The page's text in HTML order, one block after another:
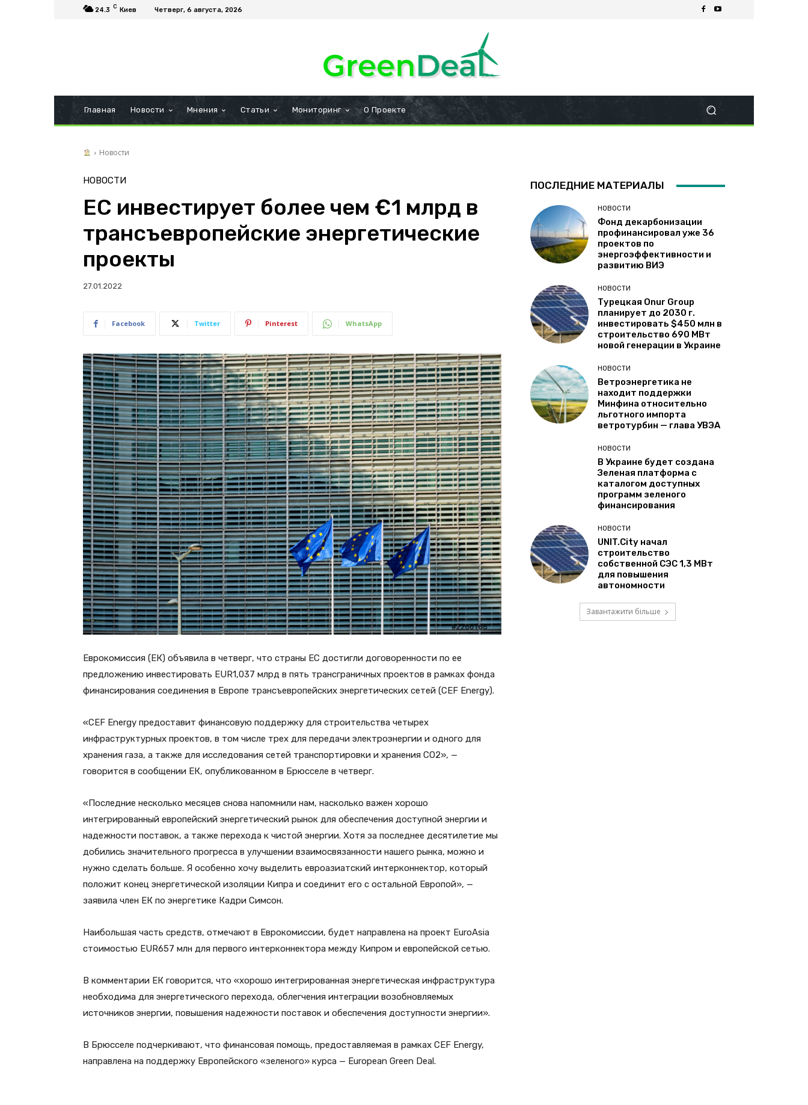
24.3 C Киев Четверг, 6 августа, 2026
Главная Новости Мнения Статьи Мониторинг О Проекте
Новости
НОВОСТИ
ЕС инвестирует более чем €1 млрд в
трансъевропейские энергетические
проекты
27.01.2022
Facebook Twitter Pinterest WhatsApp
Еврокомиссия (ЕК) объявила в четверг, что страны ЕС достигли договоренности по ее
предложению инвестировать EUR1,037 млрд в пять трансграничных проектов в рамках фонда
финансирования соединения в Европе трансъевропейских энергетических сетей (CEF Energy).
«CEF Energy предоставит финансовую поддержку для строительства четырех
инфраструктурных проектов, в том числе трех для передачи электроэнергии и одного для
хранения газа, а также для исследования сетей транспортировки и хранения CO2», —
говорится в сообщении ЕК, опубликованном в Брюсселе в четверг.
«Последние несколько месяцев снова напомнили нам, насколько важен хорошо
интегрированный европейский энергетический рынок для обеспечения доступной энергии и
надежности поставок, а также перехода к чистой энергии. Хотя за последнее десятилетие мы
добились значительного прогресса в улучшении взаимосвязанности нашего рынка, можно и
нужно сделать больше. Я особенно хочу выделить евроазиатский интерконнектор, который
положит конец энергетической изоляции Кипра и соединит его с остальной Европой», —
заявила член ЕК по энергетике Кадри Симсон.
Наибольшая часть средств, отмечают в Еврокомиссии, будет направлена на проект EuroAsia
стоимостью EUR657 млн для первого интерконнектора между Кипром и европейской сетью.
В комментарии ЕК говорится, что «хорошо интегрированная энергетическая инфраструктура
необходима для энергетического перехода, облегчения интеграции возобновляемых
источников энергии, повышения надежности поставок и обеспечения доступности энергии».
В Брюсселе подчеркивают, что финансовая помощь, предоставляемая в рамках CEF Energy,
направлена на поддержку Европейского «зеленого» курса — European Green Deal.
ПОСЛЕДНИЕ МАТЕРИАЛЫ
НОВОСТИ
Фонд декарбонизации
профинансировал уже 36
проектов по
энергоэффективности и
развитию ВИЭ
НОВОСТИ
Турецкая Onur Group
планирует до 2030 г.
инвестировать $450 млн в
строительство 690 МВт
новой генерации в Украине
НОВОСТИ
Ветроэнергетика не
находит поддержки
Минфина относительно
льготного импорта
ветротурбин — глава УВЭА
НОВОСТИ
В Украине будет создана
Зеленая платформа с
каталогом доступных
программ зеленого
финансирования
НОВОСТИ
UNIT.City начал
строительство
собственной СЭС 1,3 МВт
для повышения
автономности
Завантажити більше